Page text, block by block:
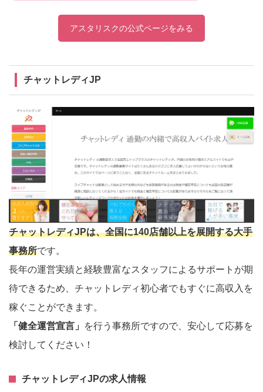
アスタリスクの公式ページをみる
チャットレディJP
チャットレディJPは、全国に140店舗以上を展開する大手
事務所です。
長年の運営実績と経験豊富なスタッフによるサポートが期
待できるため、チャットレディ初心者でもすぐに高収入を
稼ぐことができます。
「健全運営宣言」
を行う事務所ですので、安心して応募を
検討してください！
チャットレディJPの求人情報